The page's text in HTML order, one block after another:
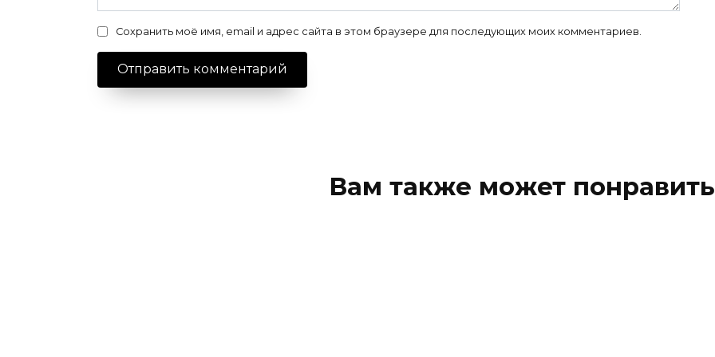
Сохранить моё имя, email и адрес сайта в этом браузере для последующих моих комментариев.
Вам также может